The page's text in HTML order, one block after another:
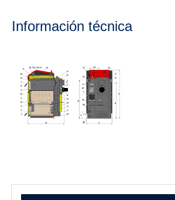
Información técnica